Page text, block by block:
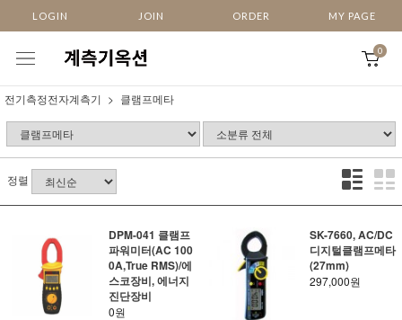
LOGIN JOIN ORDER MY PAGE
0
전기측정전자계측기 클램프메타
정렬
DPM-041 클램프
파워미터(AC 100
0A,True RMS)/에
스코장비, 에너지
진단장비
0원
SK-7660, AC/DC
디지털클램프메타
(27mm)
297,000원